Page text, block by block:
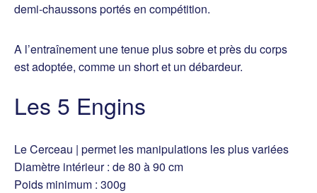
demi-chaussons portés en compétition.
A l’entraînement une tenue plus sobre et près du corps
est adoptée, comme un short et un débardeur.
Les 5 Engins
Le Cerceau | permet les manipulations les plus variées
Diamètre intérieur : de 80 à 90 cm
Poids minimum : 300g